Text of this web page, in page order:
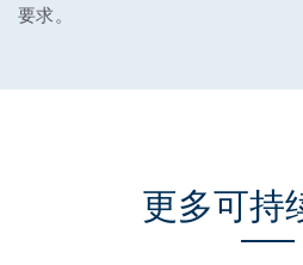
要求。
更多可持